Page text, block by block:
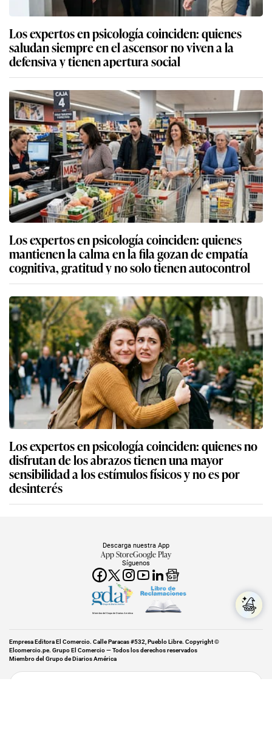
Los expertos en psicología coinciden: quienes
saludan siempre en el ascensor no viven a la
defensiva y tienen apertura social
Los expertos en psicología coinciden: quienes
mantienen la calma en la fila gozan de empatía
cognitiva, gratitud y no solo tienen autocontrol
Los expertos en psicología coinciden: quienes no
disfrutan de los abrazos tienen una mayor
sensibilidad a los estímulos físicos y no es por
desinterés
Síguenos
Descarga nuestra App
App StoreGoogle Play
Miembro del Grupo de Diarios América
Empresa Editora El Comercio. Calle Paracas #532, Pueblo Libre. Copyright ©
Elcomercio.pe. Grupo El Comercio — Todos los derechos reservados
Miembro del Grupo de Diarios América